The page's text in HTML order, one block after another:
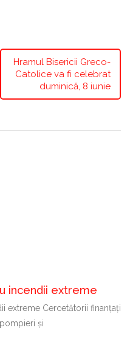
Hramul Bisericii Greco-
Catolice va fi celebrat
duminică, 8 iunie
incendii extreme
extreme Cercetătorii finanțați
și